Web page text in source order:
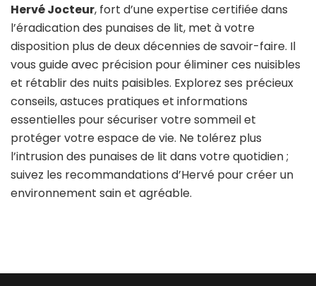
Hervé Jocteur, fort d’une expertise certifiée dans
l’éradication des punaises de lit, met à votre
disposition plus de deux décennies de savoir-faire. Il
vous guide avec précision pour éliminer ces nuisibles
et rétablir des nuits paisibles. Explorez ses précieux
conseils, astuces pratiques et informations
essentielles pour sécuriser votre sommeil et
protéger votre espace de vie. Ne tolérez plus
l’intrusion des punaises de lit dans votre quotidien ;
suivez les recommandations d’Hervé pour créer un
environnement sain et agréable.